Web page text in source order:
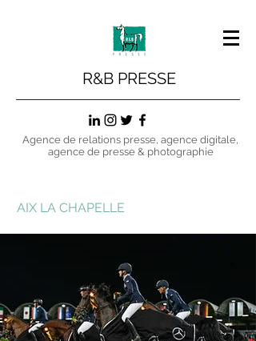
R&B PRESSE
Agence de relations presse, agence digitale,
agence de presse & photographie
AIX LA CHAPELLE